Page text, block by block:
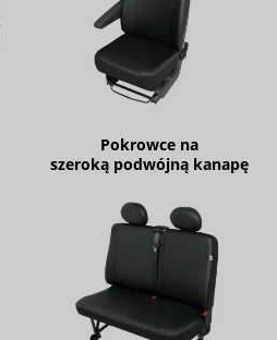
Pokrowce na
szeroką podwójną kanapę